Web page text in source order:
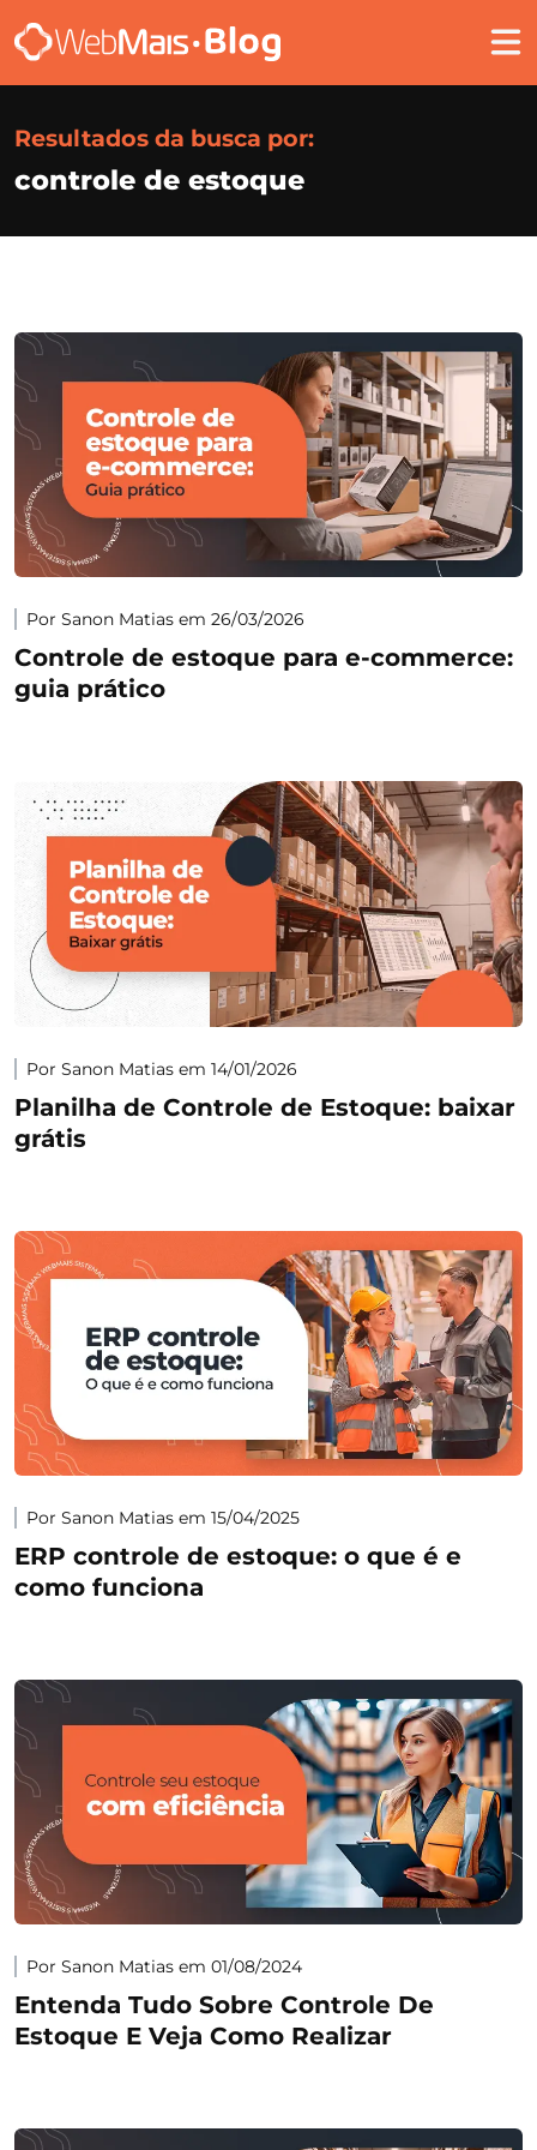
Resultados da busca por:
controle de estoque
Por Sanon Matias em 26/03/2026
Controle de estoque para e-commerce:
guia prático
Por Sanon Matias em 14/01/2026
Planilha de Controle de Estoque: baixar
grátis
Por Sanon Matias em 15/04/2025
ERP controle de estoque: o que é e
como funciona
Por Sanon Matias em 01/08/2024
Entenda Tudo Sobre Controle De
Estoque E Veja Como Realizar